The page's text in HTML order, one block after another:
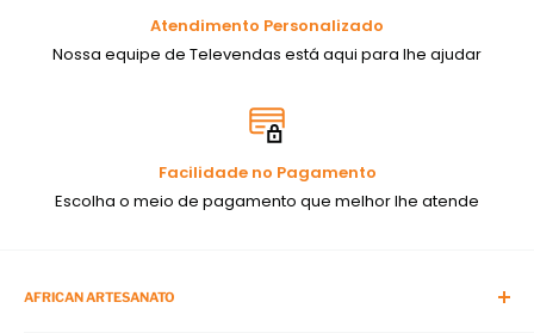
Atendimento Personalizado
Nossa equipe de Televendas está aqui para lhe ajudar
Facilidade no Pagamento
Escolha o meio de pagamento que melhor lhe atende
AFRICAN ARTESANATO